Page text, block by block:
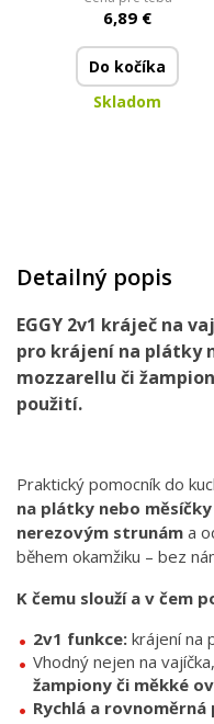
6,89 €
Do kočíka
Skladom
Detailný popis
EGGY 2v1 kráječ na
pro krájení na plátky
mozzarellu či
použití.
Praktický pomocník do
na plátky nebo měsíčky
nerezovým strunám a
během okamžiku – bez
K čemu slouží a v čem
2v1 funkce: krájení na
Vhodný nejen na
žampiony či měkké
Rychlá a